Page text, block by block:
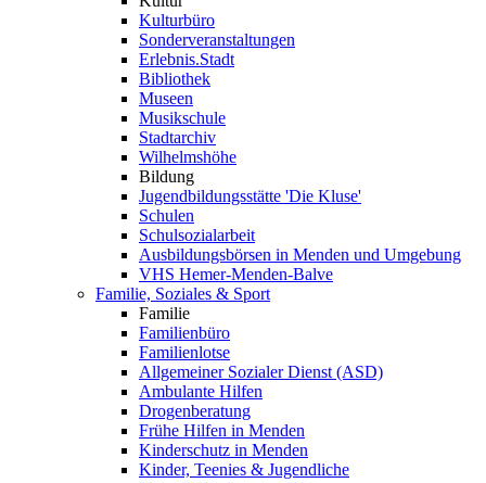
Kulturbüro
Sonderveranstaltungen
Erlebnis.Stadt
Bibliothek
Museen
Musikschule
Stadtarchiv
Wilhelmshöhe
Bildung
Jugendbildungsstätte 'Die Kluse'
Schulen
Schulsozialarbeit
Ausbildungsbörsen in Menden und Umgebung
VHS Hemer-Menden-Balve
Familie, Soziales & Sport
Familie
Familienbüro
Familienlotse
Allgemeiner Sozialer Dienst (ASD)
Ambulante Hilfen
Drogenberatung
Frühe Hilfen in Menden
Kinderschutz in Menden
Kinder, Teenies & Jugendliche